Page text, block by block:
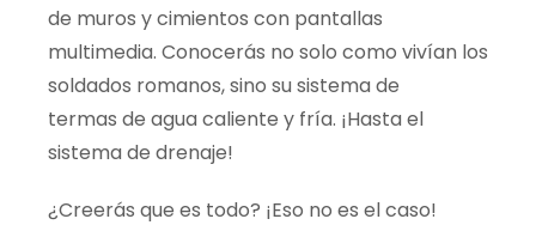
de muros y cimientos con pantallas
multimedia. Conocerás no solo como vivían los
soldados romanos, sino su sistema de
termas de agua caliente y fría. ¡Hasta el
sistema de drenaje!
¿Creerás que es todo? ¡Eso no es el caso!